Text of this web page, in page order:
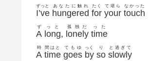
I’ve
ずっと
hungered
あなたに触れ
for
たく
your
て堪ら
touch
なかった
A
ず
long
っと
, lonely
孤独だ
time
った
A
時
time
間はと
goes
てもゆ
by
っく
so
り
slowly
と過ぎて